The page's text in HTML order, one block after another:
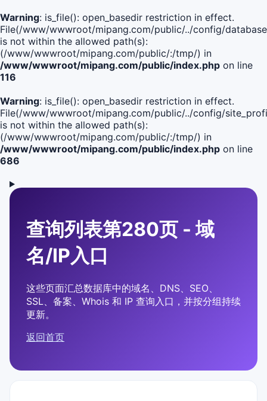
Warning: is_file(): open_basedir restriction in effect.
File(/www/wwwroot/mipang.com/public/../config/
is not within the allowed path(s):
(/www/wwwroot/mipang.com/public/:/tmp/) in
/www/wwwroot/mipang.com/public/index.php on line
116
Warning: is_file(): open_basedir restriction in effect.
File(/www/wwwroot/mipang.com/public/../config/
is not within the allowed path(s):
(/www/wwwroot/mipang.com/public/:/tmp/) in
/www/wwwroot/mipang.com/public/index.php on line
686
查询列表第280页 - 域
名/IP入口
这些页面汇总数据库中的域名、DNS、SEO、
SSL、备案、Whois 和 IP 查询入口，并按分组持续
更新。
返回首页